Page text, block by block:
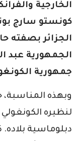
الخارجية
كونستو سارج
الجزائر بصفته
الجمهورية عبد
جمهورية
وبهذه المناسبة،
لنظيره
دبلوماسية